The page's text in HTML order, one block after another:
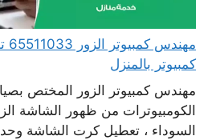
كمبيوتر بالمنزل
مهندس كمبيوتر الزور المختص
الكومبيوترات من ظهور الشاشة
السوداء ، تعطيل كرت الشاشة